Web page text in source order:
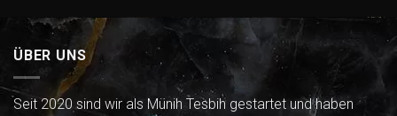
ÜBER UNS
Seit 2020 sind wir als Münih Tesbih gestartet und haben